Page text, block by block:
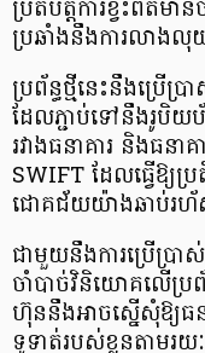
ប្រតិបត្តិការខ្វះព័ត៌មា
ប្រឆាំងនឹងការលាងលុ
ប្រព័ន្ធថ្មីនេះនឹងប្រ
ដែលភ្ជាប់ទៅនឹងរូបិយ
រវាងធនាគារ និងធនា
SWIFT ដែលធ្វើឱ្យប្
ជោគជ័យយ៉ាងឆាប់រ
ជាមួយនឹងការប្រើប្រា
ចាំបាច់វិនិយោគលើប្រ
ហ៊ុននឹងអាចស្នើសុំឱ្យធន
ទូទាត់របស់ខ្លួនតាមរយ